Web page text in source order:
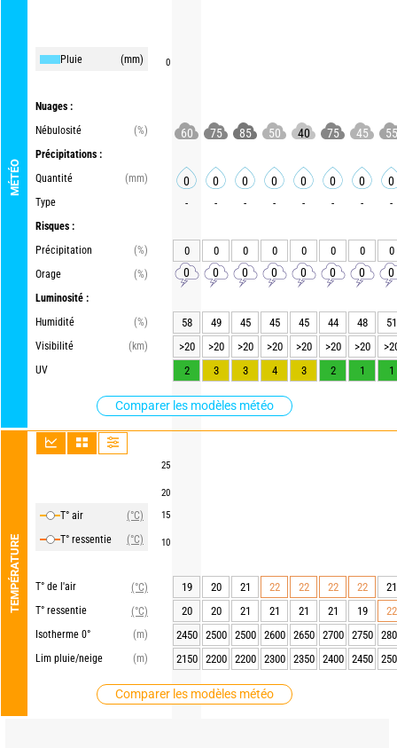
MÉTÉO
Pluie (mm)
Nuages :
Nébulosité
(%)
Précipitations :
Quantité
(mm)
Type
Risques :
Précipitation
(%)
Orage
(%)
Luminosité :
Humidité
(%)
Visibilité
(km)
UV
Comparer les modèles météo
TEMPÉRATURE
T° air
(°C)
T° ressentie
(°C)
T° de l'air
(°C)
T° ressentie
(°C)
Isotherme 0°
(m)
Lim pluie/neige
(m)
Comparer les modèles météo
0
25
20
15
10
60 75 85 50 40 75 45 55
0 0 0 0 0 0 0 0
- - - - - - - -
0 0 0 0 0 0 0 0
0 0 0 0 0 0 0 0
58 49 45 45 45 44 48
51
>20
>20 >20 >20 >20 >20 >20
2
3 3 4 3 2 1 1
19 20 21 22 22 22 22
21
20
20 21 21 21 21 19
22
2450
2500 2500 2600 2650 2700 2750
2150
2200 2200 2300 2350 2400 2450